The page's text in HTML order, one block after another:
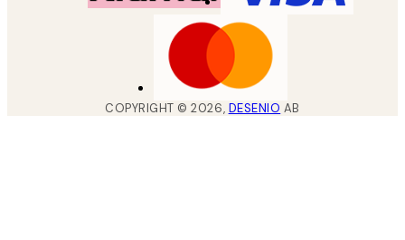
COPYRIGHT ©2026, DESENIO AB